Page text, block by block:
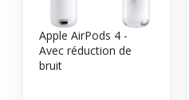
Apple AirPods 4 -
Avec réduction de
bruit